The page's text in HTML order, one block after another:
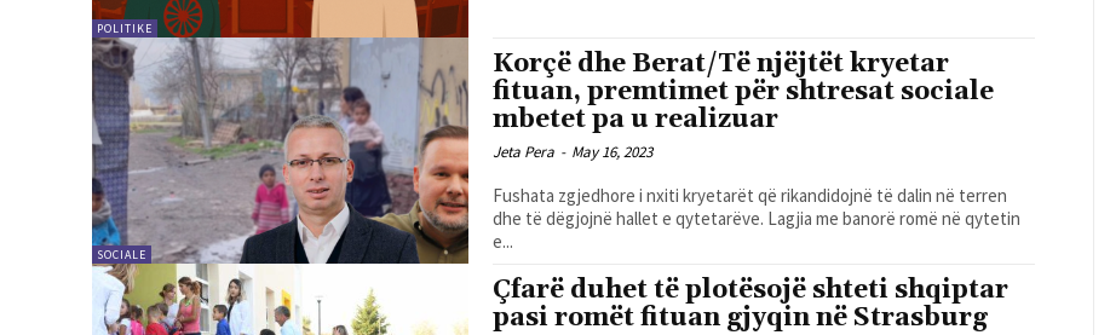
POLITIKE
SOCIALE
Korçë dhe Berat/Të njëjtët kryetar
fituan, premtimet për shtresat sociale
mbetet pa u realizuar
Jeta Pera - May 16, 2023
Fushata zgjedhore i nxiti kryetarët që rikandidojnë të dalin në terren
dhe të dëgjojnë hallet e qytetarëve. Lagjia me banorë romë në qytetin
e...
Çfarë duhet të plotësojë shteti shqiptar
pasi romët fituan gjyqin në Strasburg